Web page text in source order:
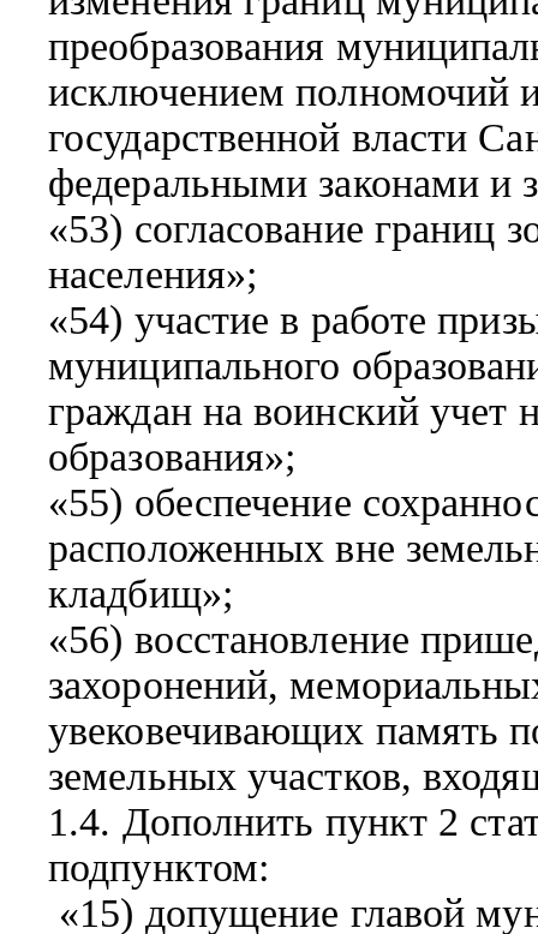
преобразования
исключением полномочий
государственной власти
федеральными законами и
«53) согласование границ
населения»;
«54) участие в работе
муниципального
граждан на воинский учет
образования»;
«55) обеспечение
расположенных вне
кладбищ»;
«56) восстановление
захоронений,
увековечивающих память
земельных участков,
1.4. Дополнить пункт 2
подпунктом:
«15) допущение главой